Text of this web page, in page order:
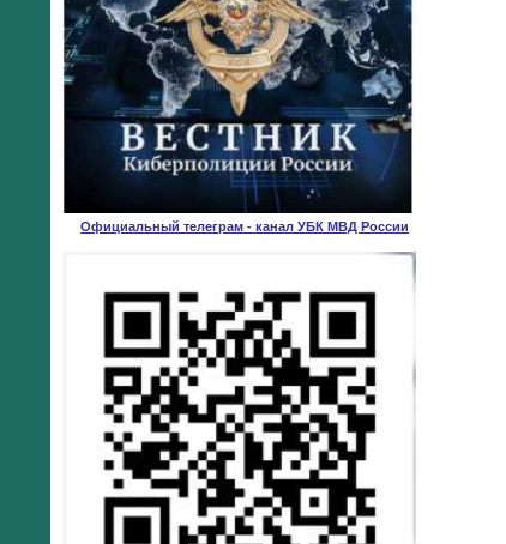
Официальный телеграм - канал УБК МВД России